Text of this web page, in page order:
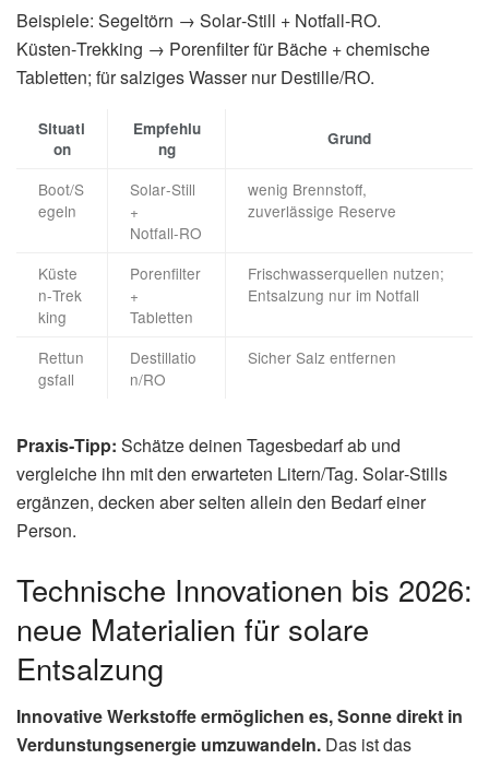
Beispiele: Segeltörn → Solar‑Still + Notfall‑RO.
Küsten‑Trekking → Porenfilter für Bäche + chemische
Tabletten; für salziges Wasser nur Destille/RO.
Situati
on
Empfehlu
ng
Grund
Boot/S
egeln
Solar‑Still
+
Notfall‑RO
wenig Brennstoff,
zuverlässige Reserve
Küste
n‑Trek
king
Porenfilter
+
Tabletten
Frischwasserquellen nutzen;
Entsalzung nur im Notfall
Rettun
gsfall
Destillatio
n/RO
Sicher Salz entfernen
Praxis‑Tipp: Schätze deinen Tagesbedarf ab und
vergleiche ihn mit den erwarteten Litern/Tag. Solar‑Stills
ergänzen, decken aber selten allein den Bedarf einer
Person.
Technische Innovationen bis 2026:
neue Materialien für solare
Entsalzung
Innovative Werkstoffe ermöglichen es, Sonne direkt in
Verdunstungsenergie umzuwandeln. Das ist das